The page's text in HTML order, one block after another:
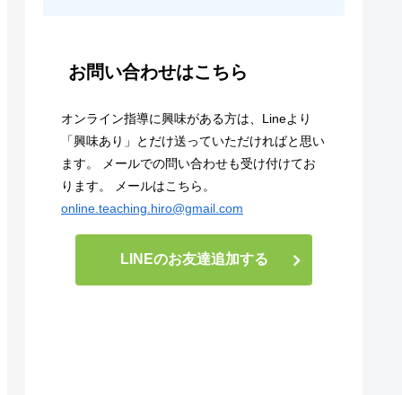
お問い合わせはこちら
オンライン指導に興味がある方は、Lineより
「興味あり」とだけ送っていただければと思い
ます。 メールでの問い合わせも受け付けてお
ります。 メールはこちら。
online.teaching.hiro@gmail.com
LINEのお友達追加する